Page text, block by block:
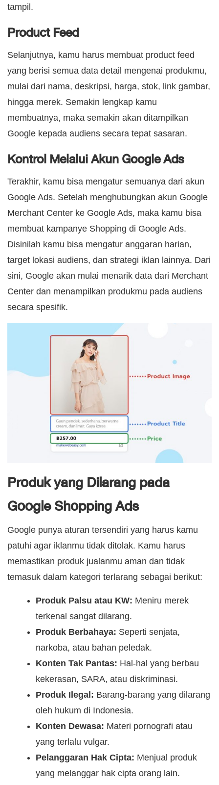
tampil.
Product Feed
Selanjutnya, kamu harus membuat product feed
yang berisi semua data detail mengenai produkmu,
mulai dari nama, deskripsi, harga, stok, link gambar,
hingga merek. Semakin lengkap kamu
membuatnya, maka semakin akan ditampilkan
Google kepada audiens secara tepat sasaran.
Kontrol Melalui Akun Google Ads
Terakhir, kamu bisa mengatur semuanya dari akun
Google Ads. Setelah menghubungkan akun Google
Merchant Center ke Google Ads, maka kamu bisa
membuat kampanye Shopping di Google Ads.
Disinilah kamu bisa mengatur anggaran harian,
target lokasi audiens, dan strategi iklan lainnya. Dari
sini, Google akan mulai menarik data dari Merchant
Center dan menampilkan produkmu pada audiens
secara spesifik.
Produk yang Dilarang pada
Google Shopping Ads
Google punya aturan tersendiri yang harus kamu
patuhi agar iklanmu tidak ditolak. Kamu harus
memastikan produk jualanmu aman dan tidak
temasuk dalam kategori terlarang sebagai berikut:
Produk Palsu atau KW: Meniru merek
terkenal sangat dilarang.
Produk Berbahaya: Seperti senjata,
narkoba, atau bahan peledak.
Konten Tak Pantas: Hal-hal yang berbau
kekerasan, SARA, atau diskriminasi.
Produk Ilegal: Barang-barang yang dilarang
oleh hukum di Indonesia.
Konten Dewasa: Materi pornografi atau
yang terlalu vulgar.
Pelanggaran Hak Cipta: Menjual produk
yang melanggar hak cipta orang lain.